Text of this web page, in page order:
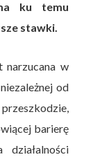
ku temu
stawki.
narzucana w
od
barierę